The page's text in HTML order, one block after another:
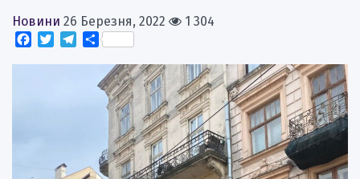
Новини 26 Березня, 2022
1 304
Facebook
TwitterTelegram
Поділитися